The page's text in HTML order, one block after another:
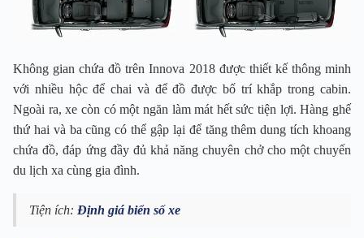
Không gian chứa đồ trên Innova 2018 được thiết kế thông minh
với nhiều hộc để chai và để đồ được bố trí khắp trong cabin.
Ngoài ra, xe còn có một ngăn làm mát hết sức tiện lợi. Hàng ghế
thứ hai và ba cũng có thể gập lại để tăng thêm dung tích khoang
chứa đồ, đáp ứng đầy đủ khả năng chuyên chở cho một chuyến
du lịch xa cùng gia đình.
Tiện ích: Định giá biển số xe